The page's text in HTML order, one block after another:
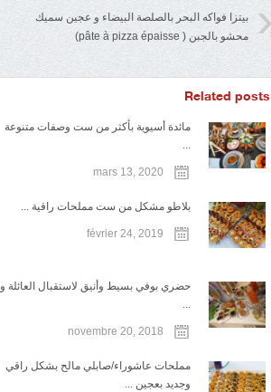
بيتزا فواكه البحر بالصلصة البيضاء و عجين سميك
محشو بالجبن ( pâte à pizza épaisse)
Related posts
مائدة أسيوية بأكثر من ست وصفات متنوعة
...
mars 13, 2020
بلاطو مشكل من ست مملحات راقية ...
février 24, 2019
حضري بوفي بسيط وأنيق لاستقبال العائلة و
...
novembre 20, 2018
مملحات عاشوراء/صابلي مالح بشكل راقي
وجديد بعجين ...